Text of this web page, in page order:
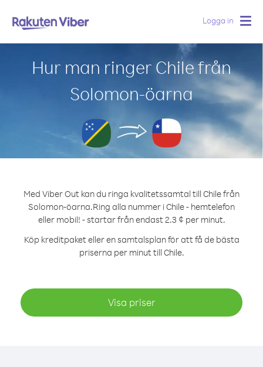
Logga in
Hur man ringer Chile från
Solomon-öarna
Med Viber Out kan du ringa kvalitetssamtal till Chile från
Solomon-öarna.Ring alla nummer i Chile - hemtelefon
eller mobil! - startar från endast 2.3 ¢ per minut.
Köp kreditpaket eller en samtalsplan för att få de bästa
priserna per minut till Chile.
Visa priser